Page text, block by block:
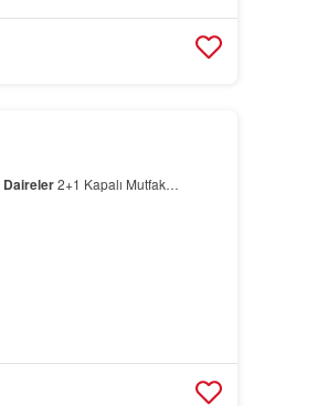
Daireler2+1 Kapalı Mutfak…